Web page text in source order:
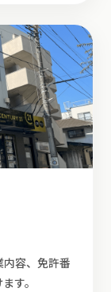
容、免許番
す。